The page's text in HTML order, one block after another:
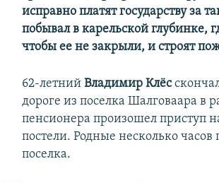
исправно платят государству за
побывал в карельской
чтобы ее не закрыли, и строят
62-летнийВладимир Клёс
дороге из поселка Шалговаара в
пенсионера произошел приступ
постели. Родные несколько
поселка.